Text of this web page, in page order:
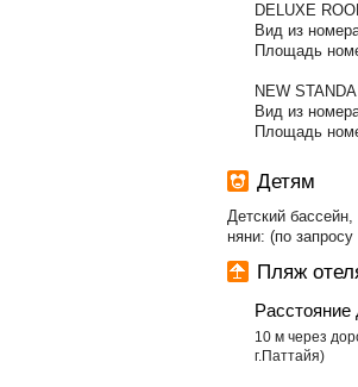
DELUXE
Вид из
Площадь
NEW
Вид из
Площадь
Детям
Детский
няни: (по
Пляж
10 м через
г.Паттайя)